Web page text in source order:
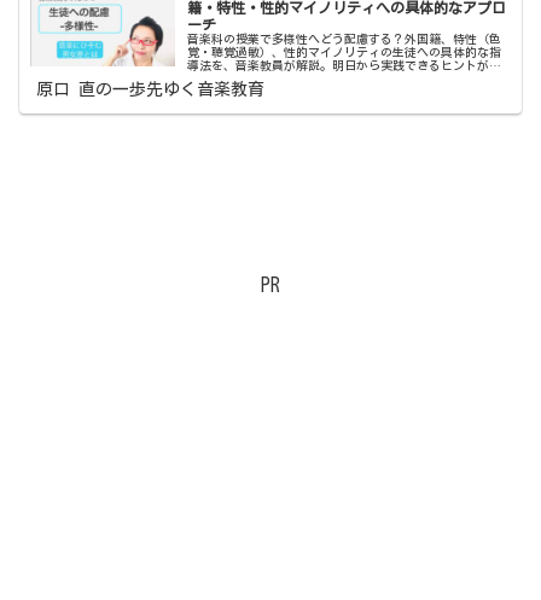
籍・特性・性的マイノリティへの具体的なアプロ
ーチ
音楽科の授業で多様性へどう配慮する？外国籍、特性（色
覚・聴覚過敏）、性的マイノリティの生徒への具体的な指
導法を、音楽教員が解説。明日から実践できるヒントが満
原口 直の一歩先ゆく音楽教育
PR